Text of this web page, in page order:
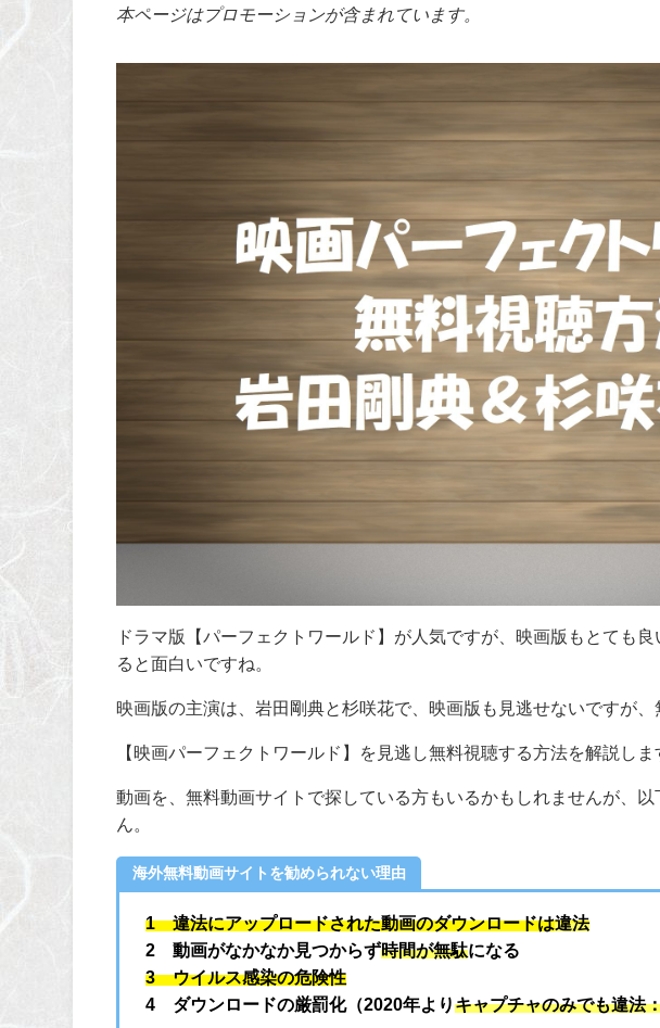
本ページはプロモーションが含まれています。
ドラマ版【パーフェクトワールド】が人気ですが、映画版もとても
ると面白いですね。
映画版の主演は、岩田剛典と杉咲花で、映画版も見逃せないですが、
【映画パーフェクトワールド】を見逃し無料視聴する方法を解説しま
動画を、無料動画サイトで探している方もいるかもしれませんが、
ん。
海外無料動画サイトを勧められない理由
1 違法にアップロードされた動画のダウンロードは違法
2 動画がなかなか見つからず時間が無駄になる
3ウイルス感染の危険性
4 ダウンロードの厳罰化（2020年よりキャプチャのみでも違法